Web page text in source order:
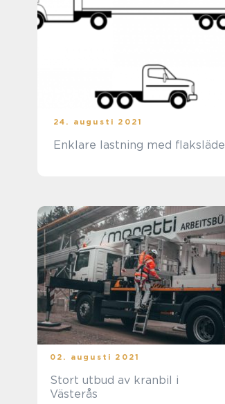
24. augusti 2021
Enklare lastning med flaksläde
02. augusti 2021
Stort utbud av kranbil i
Västerås